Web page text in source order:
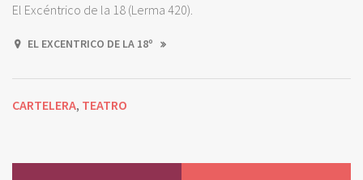
El Excéntrico de la 18 (Lerma 420).
EL EXCENTRICO DE LA 18º
CARTELERA, TEATRO